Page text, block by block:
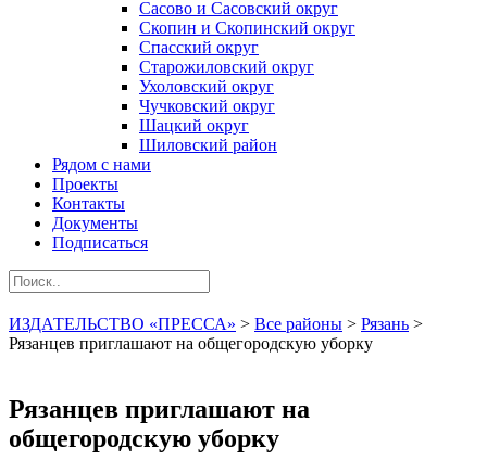
Сасово и Сасовский округ
Скопин и Скопинский округ
Спасский округ
Старожиловский округ
Ухоловский округ
Чучковский округ
Шацкий округ
Шиловский район
Рядом с нами
Проекты
Контакты
Документы
Подписаться
ИЗДАТЕЛЬСТВО «ПРЕССА» > Все районы > Рязань >
Рязанцев приглашают на общегородскую уборку
Рязанцев приглашают на
общегородскую уборку